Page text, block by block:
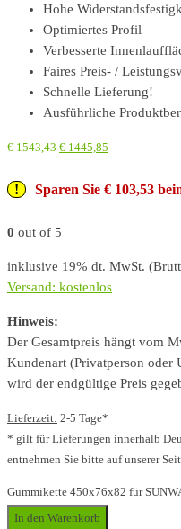
Hohe
Optimiertes Profil
Verbesserte
Faires Preis- /
Schnelle Lieferung!
Ausführliche
€1543,43 € 1445,85
Sparen Sie € 103,53
0 out of 5
inklusive 19% dt. MwSt.
Versand: kostenlos
Hinweis:
Der Gesamtpreis hängt vom
Kundenart (Privatperson oder
wird der endgültige Preis
Lieferzeit: 2-5 Tage*
* gilt für Lieferungen innerhalb
entnehmen Sie bitte auf unserer
Gummikette 450x76x82 für
In den Warenkorb